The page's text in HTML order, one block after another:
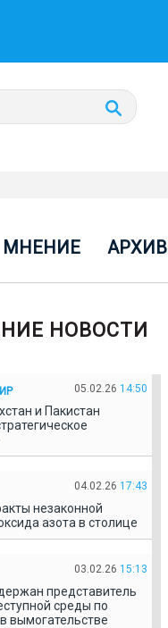
МНЕНИЕ АРХИВ
НОВОСТИ
05.02.26 14:50
и Пакистан
04.02.26 17:43
незаконной
азота в столице
03.02.26 15:13
представитель
среды по
вымогательстве